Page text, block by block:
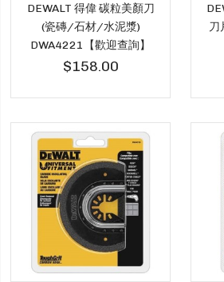
DEWALT 得偉 碳粒美顏刀
(瓷磚/石材/水泥漿)
DWA4221【歡迎查詢】
$158.00
刀